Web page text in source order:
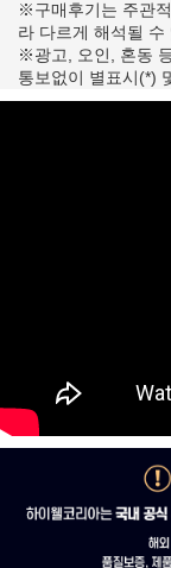
※구매후기는 주관
라 다르게 해석될 수
※광고, 오인, 혼동
통보없이 별표시(*)